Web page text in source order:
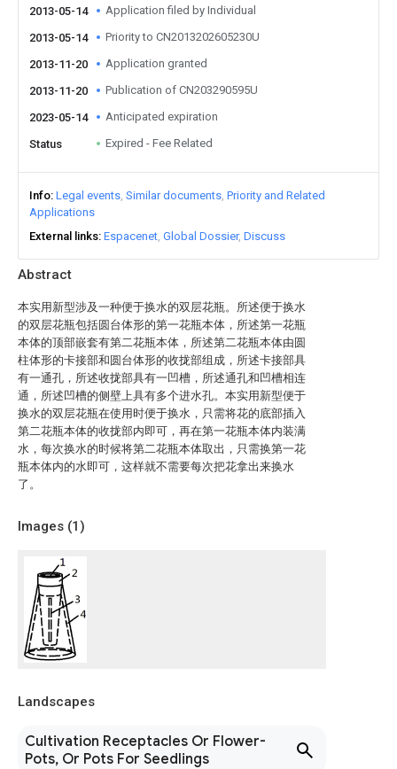
Abstract
本实用新型涉及一种便于换水的双层花瓶。所述便于换水
的双层花瓶包括圆台体形的第一花瓶本体，所述第一花瓶
本体的顶部嵌套有第二花瓶本体，所述第二花瓶本体由圆
柱体形的卡接部和圆台体形的收拢部组成，所述卡接部具
有一通孔，所述收拢部具有一凹槽，所述通孔和凹槽相连
通，所述凹槽的侧壁上具有多个进水孔。本实用新型便于
换水的双层花瓶在使用时便于换水，只需将花的底部插入
第二花瓶本体的收拢部内即可，再在第一花瓶本体内装满
水，每次换水的时候将第二花瓶本体取出，只需换第一花
瓶本体内的水即可，这样就不需要每次把花拿出来换水
了。
Images (1)
Landscapes
Cultivation Receptacles Or Flower-
Pots, Or Pots For Seedlings
2013-05-14 Application filed by Individual
2013-05-14 Priority to CN2013202605230U
2013-11-20 Application granted
2013-11-20 Publication of CN203290595U
2023-05-14 Anticipated expiration
Status Expired - Fee Related
Info Legal events Similar documents Priority and Related
Applications
External links Espacenet Global Dossier Discuss